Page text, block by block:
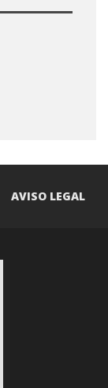
AVISO LEGAL